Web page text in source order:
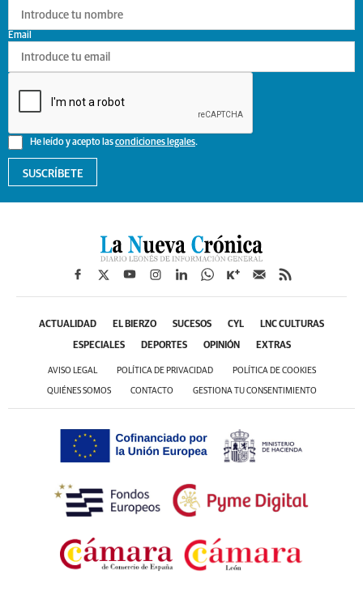
He leído y acepto lascondiciones legales.
Email
SUSCRÍBETE
ACTUALIDAD EL BIERZO SUCESOS CYL LNC CULTURAS
ESPECIALES DEPORTES OPINIÓN EXTRAS
AVISO LEGAL POLÍTICA DE PRIVACIDAD POLÍTICA DE COOKIES
QUIÉNES SOMOS CONTACTO GESTIONA TU CONSENTIMIENTO